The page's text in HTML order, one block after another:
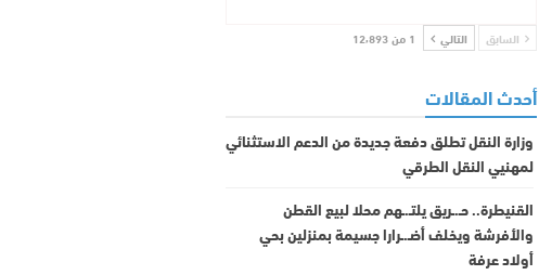
السابق التالي 1 من 12٬893
أحدث المقالات
وزارة النقل تطلق دفعة جديدة من الدعم الاستثنائي
لمهنيي النقل الطرقي
القنيطرة.. حـ.ـريق يلتـ.ـهم محلا لبيع القطن
والأفرشة ويخلف أضـ.ـرارا جسيمة بمنزلين بحي
أولاد عرفة